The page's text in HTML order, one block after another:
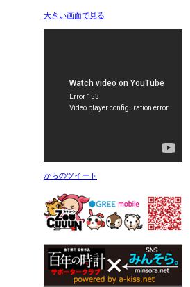
大きい画面で見る
からのツイート